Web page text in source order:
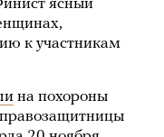
ясный
к участникам
на похороны